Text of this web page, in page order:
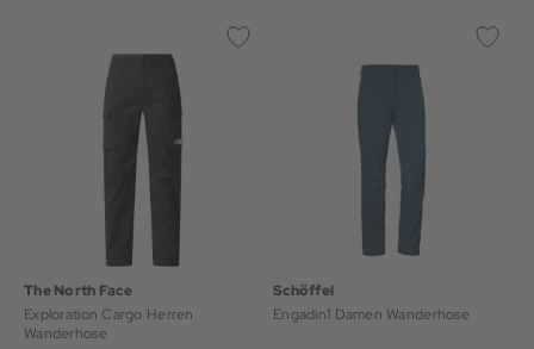
The North Face
Exploration Cargo Herren
Wanderhose
Schöffel
Engadin1 Damen Wanderhose